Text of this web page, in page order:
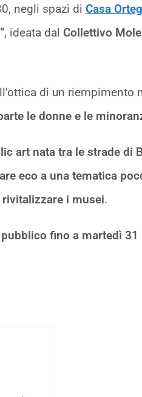
negli spazi di Casa
“, ideata dal Collettivo
di un riempimento
le donne e le
art nata tra le strade di
eco a una tematica
i musei.
fino a martedì